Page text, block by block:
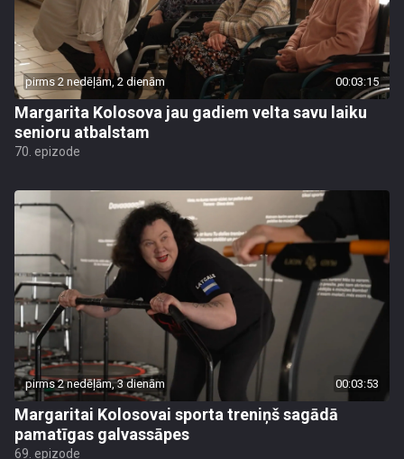
pirms 2 nedēļām, 2 dienām 00:03:15
Margarita Kolosova jau gadiem velta savu laiku
senioru atbalstam
70. epizode
pirms 2 nedēļām, 3 dienām 00:03:53
Margaritai Kolosovai sporta treniņš sagādā
pamatīgas galvassāpes
69. epizode